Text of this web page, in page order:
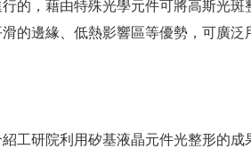
的，藉由特殊光學元件可將高斯光
的邊緣、低熱影響區等優勢，可廣
工研院利用矽基液晶元件光整形的